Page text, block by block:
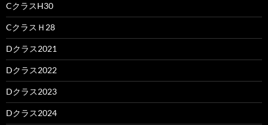
CクラスH30
CクラスＨ28
Dクラス2021
Dクラス2022
Dクラス2023
Dクラス2024